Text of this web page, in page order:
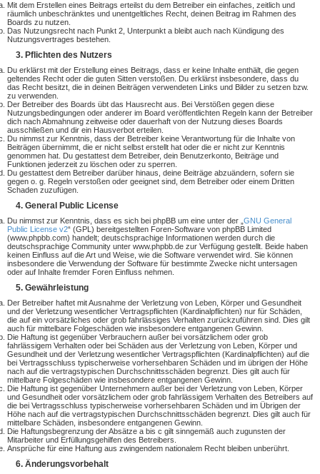
Mit dem Erstellen eines Beitrags erteilst du dem Betreiber ein einfaches, zeitlich und
räumlich unbeschränktes und unentgeltliches Recht, deinen Beitrag im Rahmen des
Boards zu nutzen.
Das Nutzungsrecht nach Punkt 2, Unterpunkt a bleibt auch nach Kündigung des
Nutzungsvertrages bestehen.
3. Pflichten des Nutzers
Du erklärst mit der Erstellung eines Beitrags, dass er keine Inhalte enthält, die gegen
geltendes Recht oder die guten Sitten verstoßen. Du erklärst insbesondere, dass du
das Recht besitzt, die in deinen Beiträgen verwendeten Links und Bilder zu setzen bzw.
zu verwenden.
Der Betreiber des Boards übt das Hausrecht aus. Bei Verstößen gegen diese
Nutzungsbedingungen oder anderer im Board veröffentlichten Regeln kann der Betreiber
dich nach Abmahnung zeitweise oder dauerhaft von der Nutzung dieses Boards
ausschließen und dir ein Hausverbot erteilen.
Du nimmst zur Kenntnis, dass der Betreiber keine Verantwortung für die Inhalte von
Beiträgen übernimmt, die er nicht selbst erstellt hat oder die er nicht zur Kenntnis
genommen hat. Du gestattest dem Betreiber, dein Benutzerkonto, Beiträge und
Funktionen jederzeit zu löschen oder zu sperren.
Du gestattest dem Betreiber darüber hinaus, deine Beiträge abzuändern, sofern sie
gegen o. g. Regeln verstoßen oder geeignet sind, dem Betreiber oder einem Dritten
Schaden zuzufügen.
4. General Public License
Du nimmst zur Kenntnis, dass es sich bei phpBB um eine unter der „ GNU General
Public License v2“ (GPL) bereitgestellten Foren-Software von phpBB Limited
(www.phpbb.com) handelt; deutschsprachige Informationen werden durch die
deutschsprachige Community unter www.phpbb.de zur Verfügung gestellt. Beide haben
keinen Einfluss auf die Art und Weise, wie die Software verwendet wird. Sie können
insbesondere die Verwendung der Software für bestimmte Zwecke nicht untersagen
oder auf Inhalte fremder Foren Einfluss nehmen.
5. Gewährleistung
Der Betreiber haftet mit Ausnahme der Verletzung von Leben, Körper und Gesundheit
und der Verletzung wesentlicher Vertragspflichten (Kardinalpflichten) nur für Schäden,
die auf ein vorsätzliches oder grob fahrlässiges Verhalten zurückzuführen sind. Dies gilt
auch für mittelbare Folgeschäden wie insbesondere entgangenen Gewinn.
Die Haftung ist gegenüber Verbrauchern außer bei vorsätzlichem oder grob
fahrlässigem Verhalten oder bei Schäden aus der Verletzung von Leben, Körper und
Gesundheit und der Verletzung wesentlicher Vertragspflichten (Kardinalpflichten) auf die
bei Vertragsschluss typischerweise vorhersehbaren Schäden und im übrigen der Höhe
nach auf die vertragstypischen Durchschnittsschäden begrenzt. Dies gilt auch für
mittelbare Folgeschäden wie insbesondere entgangenen Gewinn.
Die Haftung ist gegenüber Unternehmern außer bei der Verletzung von Leben, Körper
und Gesundheit oder vorsätzlichem oder grob fahrlässigem Verhalten des Betreibers auf
die bei Vertragsschluss typischerweise vorhersehbaren Schäden und im Übrigen der
Höhe nach auf die vertragstypischen Durchschnittsschäden begrenzt. Dies gilt auch für
mittelbare Schäden, insbesondere entgangenen Gewinn.
Die Haftungsbegrenzung der Absätze a bis c gilt sinngemäß auch zugunsten der
Mitarbeiter und Erfüllungsgehilfen des Betreibers.
Ansprüche für eine Haftung aus zwingendem nationalem Recht bleiben unberührt.
6. Änderungsvorbehalt